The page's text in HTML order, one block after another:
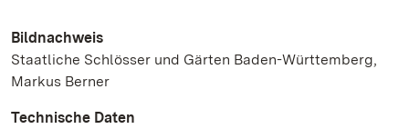
Bildnachweis
Staatliche Schlösser und Gärten Baden-Württemberg,
Markus Berner
Technische Daten